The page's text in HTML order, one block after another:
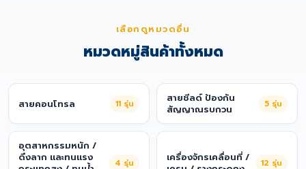
เลือกดูหมวดอื่น
หมวดหมู่สินค้าทั้งหมด
สายคอนโทรล 11 รุ่น
สายชีลด์ ป้องกัน
สัญญาณรบกวน
5 รุ่น
อุตสาหกรรมหนัก /
ดึงลาก และทนแรง
4 รุ่น
เครื่องจักรเคลื่อนที่ /
12 รุ่น